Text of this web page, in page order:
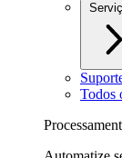
Todos